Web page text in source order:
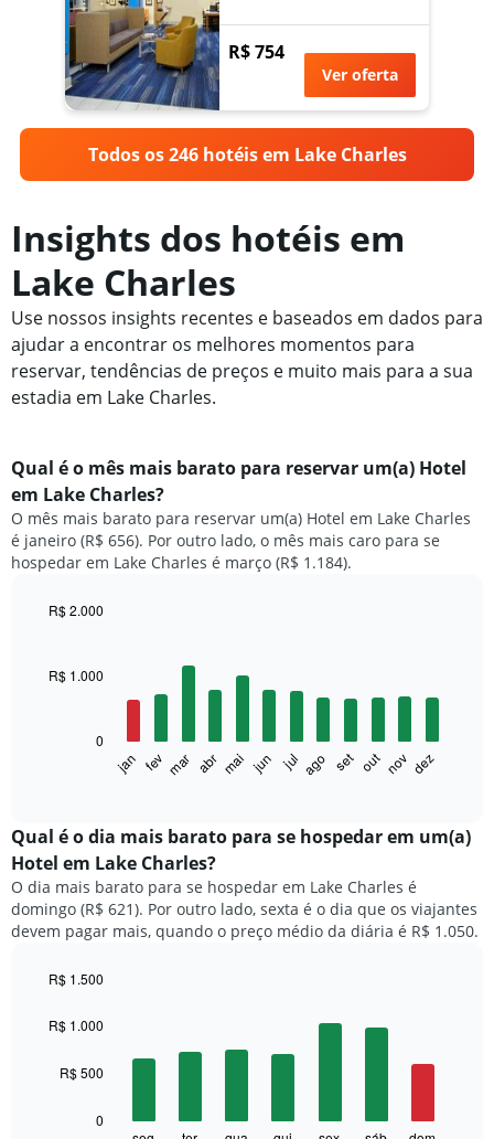
R$ 754
Ver oferta
Todos os 246 hotéis em Lake Charles
Insights dos hotéis em
Lake Charles
Use nossos insights recentes e baseados em dados para
ajudar a encontrar os melhores momentos para
reservar, tendências de preços e muito mais para a sua
estadia em Lake Charles.
Qual é o mês mais barato para reservar um(a) Hotel
em Lake Charles?
O mês mais barato para reservar um(a) Hotel em Lake Charles
é janeiro (R$ 656). Por outro lado, o mês mais caro para se
hospedar em Lake Charles é março (R$ 1.184).
with
12
exibe
o
preço
médio
de
um
mês
gráfico
tem
jan fev mar abr mai jun jul ago set out nov dez
0
R$ 1.000
R$ 2.000
Qual é o dia mais barato para se hospedar em um(a)
Hotel em Lake Charles?
O dia mais barato para se hospedar em Lake Charles é
domingo (R$ 621). Por outro lado, sexta é o dia que os viajantes
devem pagar mais, quando o preço médio da diária é R$ 1.050.
chart
with
bars.
graphic.
0
R$ 500
R$ 1.000
R$ 1.500